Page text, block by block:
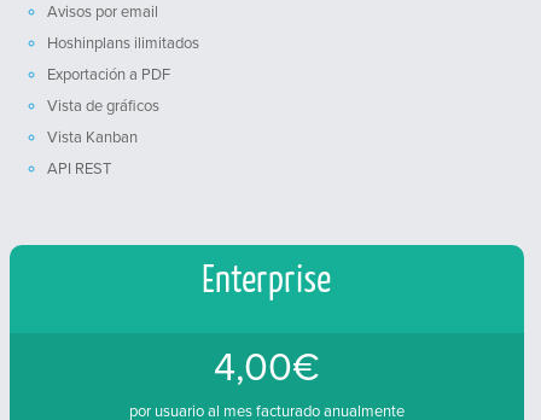
Avisos por email
Hoshinplans ilimitados
Exportación a PDF
Vista de gráficos
Vista Kanban
API REST
Enterprise
4,00€
por usuario al mes facturado anualmente